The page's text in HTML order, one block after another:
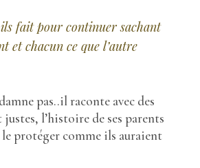
ils fait pour continuer sachant
et chacun ce que l’autre
pas..il raconte avec des
l’histoire de ses parents
le protéger comme ils auraient